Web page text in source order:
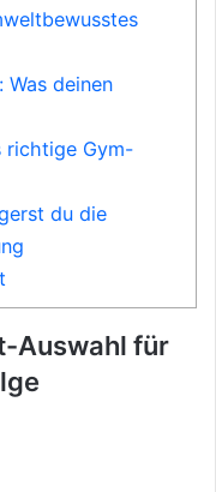
deinen
richtige Gym-
du die
Auswahl für